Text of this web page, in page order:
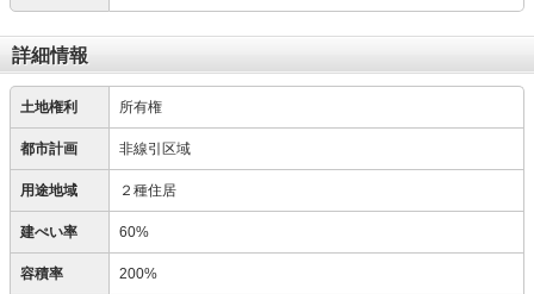
詳細情報
土地権利 所有権
都市計画 非線引区域
用途地域 ２種住居
建ぺい率 60%
容積率 200%